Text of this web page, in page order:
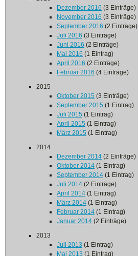
Dezember 2016 (3 Einträge)
November 2016 (3 Einträge)
September 2016 (2 Einträge)
Juli 2016 (3 Einträge)
Juni 2016 (2 Einträge)
Mai 2016 (1 Eintrag)
April 2016 (2 Einträge)
Februar 2016 (4 Einträge)
2015
Oktober 2015 (3 Einträge)
September 2015 (1 Eintrag)
Juli 2015 (1 Eintrag)
April 2015 (1 Eintrag)
März 2015 (1 Eintrag)
2014
Dezember 2014 (2 Einträge)
Oktober 2014 (1 Eintrag)
September 2014 (1 Eintrag)
Juli 2014 (2 Einträge)
April 2014 (1 Eintrag)
März 2014 (1 Eintrag)
Februar 2014 (1 Eintrag)
Januar 2014 (2 Einträge)
2013
Juli 2013 (1 Eintrag)
Mai 2013 (1 Eintrag)